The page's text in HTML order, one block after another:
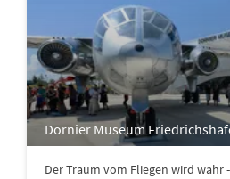
Dornier Museum
Der Traum vom Fliegen wird wahr